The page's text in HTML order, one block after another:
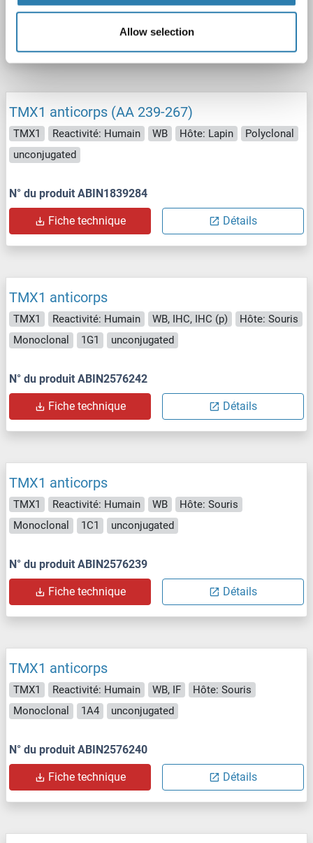
Allow selection
N° du produit ABIN1881892
Fiche technique
TMX1 anticorps (AA 239-267)
TMX1 Reactivité: Humain WB Hôte: Lapin
Polyclonal
unconjugated
N° du produit ABIN1839284
Fiche technique Détails
TMX1 anticorps
TMX1 Reactivité: Humain WB, IHC, IHC (p)
Hôte: Souris
Monoclonal
1G1 unconjugated
N° du produit ABIN2576242
Fiche technique Détails
TMX1 anticorps
TMX1 Reactivité: Humain WB
Hôte: Souris
Monoclonal
1C1 unconjugated
N° du produit ABIN2576239
Fiche technique Détails
TMX1 anticorps
TMX1 Reactivité: Humain WB, IF
Hôte: Souris
Monoclonal
1A4 unconjugated
N° du produit ABIN2576240
Fiche technique Détails